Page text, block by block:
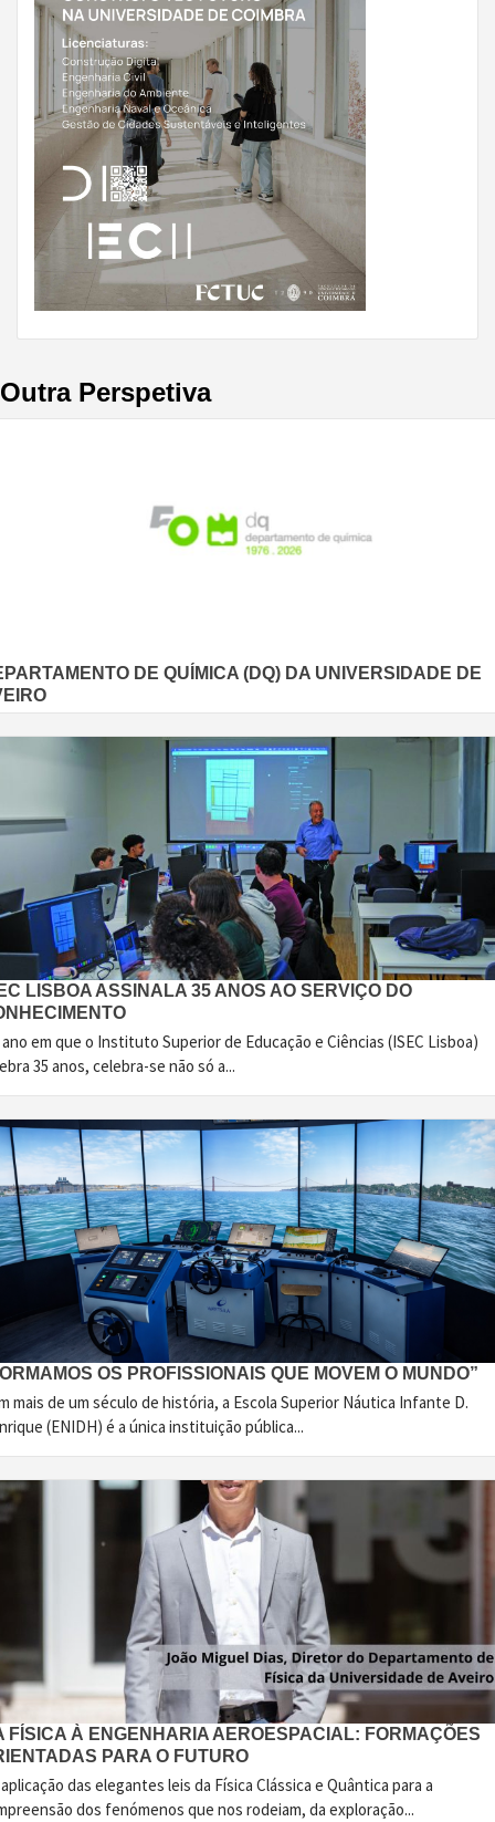
Outra Perspetiva
DE QUÍMICA (DQ) DA UNIVERSIDADE DE
LISBOA ASSINALA 35 ANOS AO SERVIÇO DO
em que o Instituto Superior de Educação e Ciências (ISEC Lisboa)
35 anos, celebra-se não só a...
OS PROFISSIONAIS QUE MOVEM O MUNDO”
mais de um século de história, a Escola Superior Náutica Infante D.
(ENIDH) é a única instituição pública...
FÍSICA À ENGENHARIA AEROESPACIAL: FORMAÇÕES
PARA O FUTURO
das elegantes leis da Física Clássica e Quântica para a
dos fenómenos que nos rodeiam, da exploração...